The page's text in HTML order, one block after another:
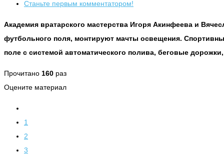
Станьте первым комментатором!
Академия вратарского мастерства Игоря Акинфеева и
футбольного поля, монтируют мачты освещения.
поле с системой автоматического полива, беговые
Прочитано 160 раз
Оцените материал
1
2
3